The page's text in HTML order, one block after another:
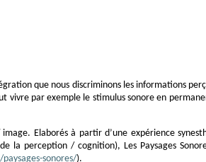
que nous discriminons les informations
vivre par exemple le stimulus sonore en
Elaborés à partir d’une expérience
la perception / cognition), Les Paysages
sonores/).